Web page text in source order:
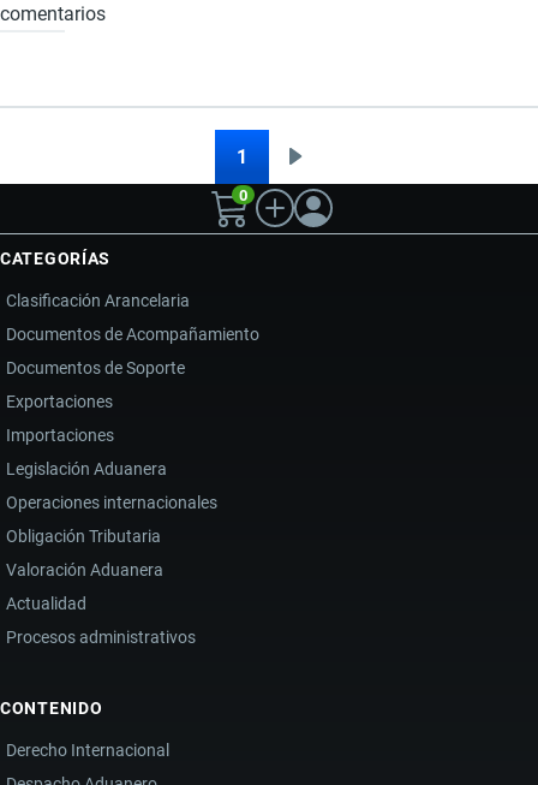
EXPORTACIONES
DE
CHINA
RUSIA
IMPULSAN
NUEVOS
MERCADOS
PESE
A
LA
CAÍDA
DE
comentarios
1
página
0
CATEGORÍAS
Clasificación Arancelaria
Documentos de Acompañamiento
Documentos de Soporte
Exportaciones
Importaciones
Legislación Aduanera
Operaciones internacionales
Obligación Tributaria
Valoración Aduanera
Actualidad
Procesos administrativos
CONTENIDO
Derecho Internacional